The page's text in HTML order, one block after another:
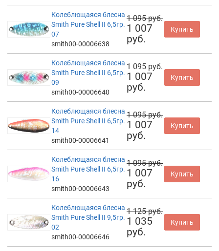
Колеблющаяся блесна
Smith Pure Shell II 6,5гр.
07
smith00-00006638
1 095 руб.
1 007
руб.
Купить
Колеблющаяся блесна
Smith Pure Shell II 6,5гр.
09
smith00-00006640
1 095 руб.
1 007
руб.
Купить
Колеблющаяся блесна
Smith Pure Shell II 6,5гр.
14
smith00-00006641
1 095 руб.
1 007
руб.
Купить
Колеблющаяся блесна
Smith Pure Shell II 6,5гр.
16
smith00-00006643
1 095 руб.
1 007
руб.
Купить
Колеблющаяся блесна
Smith Pure Shell II 9,5гр.
02
smith00-00006646
1 125 руб.
1 035
руб.
Купить